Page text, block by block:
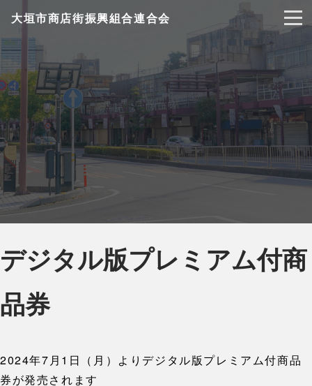
大垣市商店街振興組合連合会
デジタル版プレミアム付商
品券
2024年7月1日（月）よりデジタル版プレミアム付商品
券が発売されます